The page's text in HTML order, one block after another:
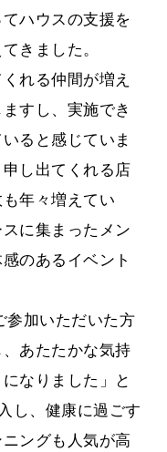
ハウスの支援を
きました。
れる仲間が増え
すし、実施でき
ると感じていま
し出てくれる店
年々増えてい
に集まったメン
のあるイベント
参加いただいた方
あたたかな気持
なりました」と
し、健康に過ごす
ングも人気が高